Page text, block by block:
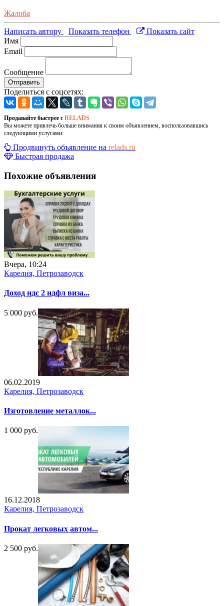
Жалоба
Написать автору Показать телефон
Показать сайт
Имя
Email
Сообщение
Отправить
Поделиться с соцсетях:
Продавайте быстрее с RELADS
Вы можете привлечь больше внимания к своим объявлением, воспользовавшись
следующими услугами:
Продвинуть объявление на relads.ru
Быстрая продажа
Похожие объявления
Вчера, 10:24
Карелия, Петрозаводск
Доход ндс 2 ндфл виза...
5 000 руб.
06.02.2019
Карелия, Петрозаводск
Изготовление металлок...
1 000 руб.
16.12.2018
Карелия, Петрозаводск
Прокат легковых автом...
2 500 руб.